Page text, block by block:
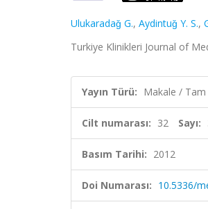
Ulukaradaǧ G., Aydintuǧ Y. S.,
Turkiye Klinikleri Journal of
Yayın Türü: Makale /
Cilt numarası: 32 Sayı:
Basım Tarihi: 2012
Doi Numarası: 10.5336/